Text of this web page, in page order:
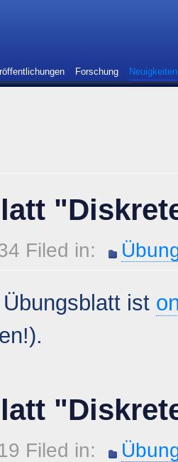
Forschung Neuigkeiten
Filed in:
ist
Filed in: